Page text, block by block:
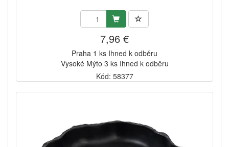
7,96 €
Praha 1 ks Ihned k odběru
Vysoké Mýto 3 ks Ihned k odběru
Kód: 58377